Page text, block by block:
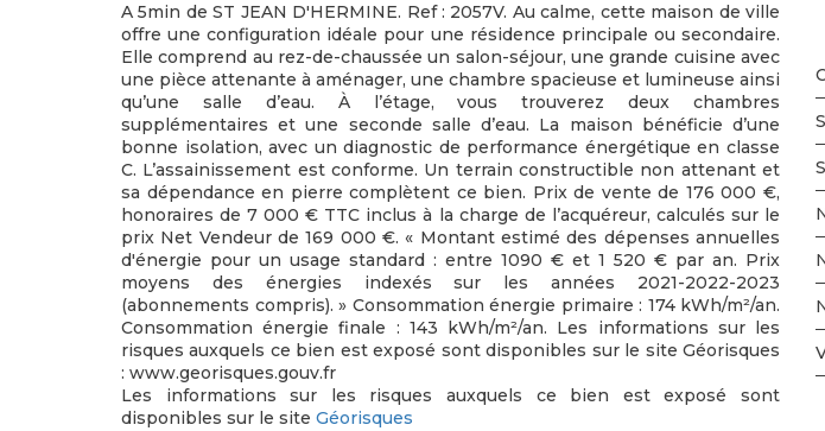
A 5min de ST JEAN D'HERMINE. Ref : 2057V. Au calme, cette maison de ville
offre une configuration idéale pour une résidence principale ou secondaire.
Elle comprend au rez-de-chaussée un salon-séjour, une grande cuisine avec
une pièce attenante à aménager, une chambre spacieuse et lumineuse ainsi
qu’une salle d’eau. À l’étage, vous trouverez deux chambres
supplémentaires et une seconde salle d’eau. La maison bénéficie d’une
bonne isolation, avec un diagnostic de performance énergétique en classe
C. L’assainissement est conforme. Un terrain constructible non attenant et
sa dépendance en pierre complètent ce bien. Prix de vente de 176 000 €,
honoraires de 7 000 € TTC inclus à la charge de l’acquéreur, calculés sur le
prix Net Vendeur de 169 000 €. « Montant estimé des dépenses annuelles
d'énergie pour un usage standard : entre 1090 € et 1 520 € par an. Prix
moyens des énergies indexés sur les années 2021-2022-2023
(abonnements compris). » Consommation énergie primaire : 174 kWh/m²/an.
Consommation énergie finale : 143 kWh/m²/an. Les informations sur les
risques auxquels ce bien est exposé sont disponibles sur le site Géorisques
: www.georisques.gouv.fr
Les informations sur les risques auxquels ce bien est exposé sont
disponibles sur le site Géorisques